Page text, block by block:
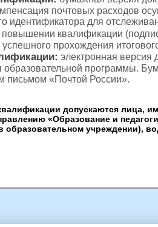
почтовых расходов
идентификатора для
повышении квалификации
прохождения
электронная версия
образовательной программы.
письмом «Почтой России».
допускаются лица,
«Образование и
образовательном учреждении),